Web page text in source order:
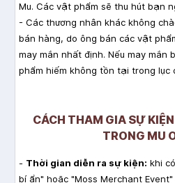
Mu. Các vật phẩm sẽ thu hút bạn
- Các thương nhân khác không
bán hàng, do ông bán các vật
may mắn nhất định. Nếu may mắn
phẩm hiếm không tồn tại trong lục
CÁCH THAM GIA SỰ
TRONG MU
- Thời gian diễn ra sự kiện: khi
bí ẩn" hoặc "Moss Merchant